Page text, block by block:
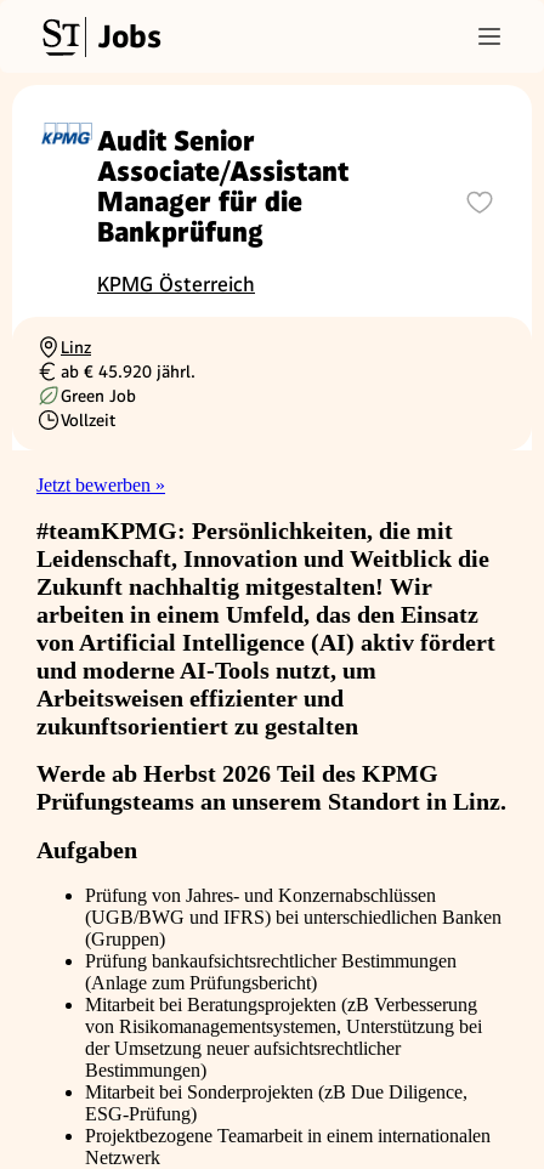
Jobs
Audit Senior
Associate/Assistant
Manager für die
Bankprüfung
KPMG Österreich
Ortschaft
Linz
Gehalt
ab € 45.920 jährl.
Green Job
Beschäftigungsart
Vollzeit
Jetzt bewerben »
#teamKPMG: Persönlichkeiten, die mit
Leidenschaft, Innovation und Weitblick die
Zukunft nachhaltig mitgestalten! Wir
arbeiten in einem Umfeld, das den Einsatz
von Artificial Intelligence (AI) aktiv fördert
und moderne AI-Tools nutzt, um
Arbeitsweisen effizienter und
zukunftsorientiert zu gestalten
Werde ab Herbst 2026 Teil des KPMG
Prüfungsteams an unserem Standort in Linz.
Aufgaben
Prüfung von Jahres- und Konzernabschlüssen
(UGB/BWG und IFRS) bei unterschiedlichen Banken
(Gruppen)
Prüfung bankaufsichtsrechtlicher Bestimmungen
(Anlage zum Prüfungsbericht)
Mitarbeit bei Beratungsprojekten (zB Verbesserung
von Risikomanagementsystemen, Unterstützung bei
der Umsetzung neuer aufsichtsrechtlicher
Bestimmungen)
Mitarbeit bei Sonderprojekten (zB Due Diligence,
ESG-Prüfung)
Projektbezogene Teamarbeit in einem internationalen
Netzwerk